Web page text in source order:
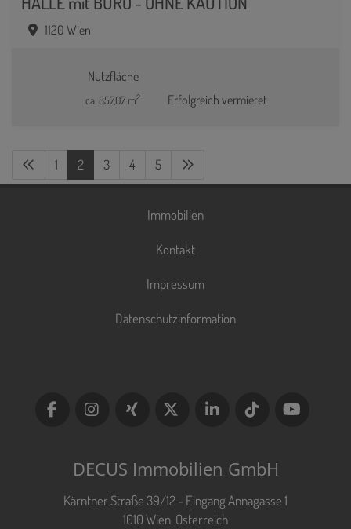
1120 Wien
Nutzfläche
ca. 857,07 m2 Erfolgreich vermietet
1 2 3 4 5
Immobilien
Kontakt
Impressum
Datenschutzinformation
DECUS Immobilien GmbH
Kärntner Straße 39/12 - Eingang Annagasse 1
1010 Wien, Österreich